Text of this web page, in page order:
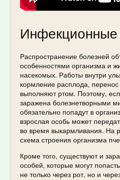
Инфекционные
Распространение болезней
особенностями организма и
насекомых. Работы внутри
кормление расплода,
выполняют ртом. Поэтому,
заражена болезнетворными
обязательно попадут в
взрослая особь может
во время выкармливания. На
схема строения организма
Кроме того, существуют и
особей, которые могут
не только через рот, но и